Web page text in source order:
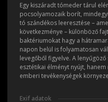
Egy kiszáradt tómeder tárul
pocsolyamozaik borít,
tó szándékos leeresztése –
következménye – különböző
baktériumokat hagy a
napon belül is folyamatosan
levegőből figyelve. A
esztétikai élményt nyújt,
emberi tevékenységek
Exif adatok